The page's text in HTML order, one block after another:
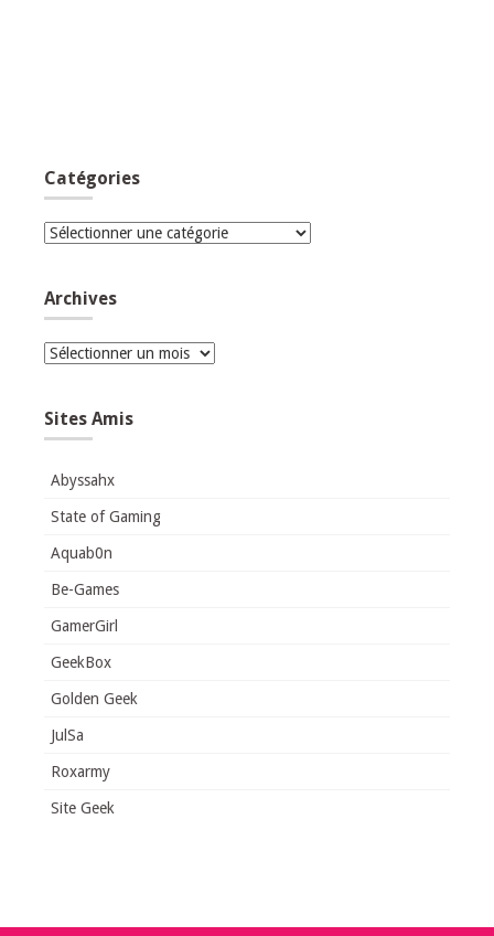
Catégories
Catégories
Archives
Archives
Sites Amis
Abyssahx
State of Gaming
Aquab0n
Be-Games
GamerGirl
GeekBox
Golden Geek
JulSa
Roxarmy
Site Geek